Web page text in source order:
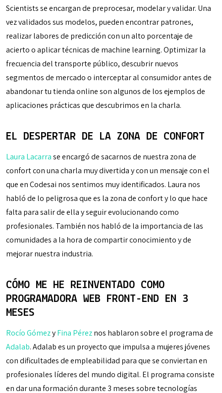
Scientists se encargan de preprocesar, modelar y validar. Una
vez validados sus modelos, pueden encontrar patrones,
realizar labores de predicción con un alto porcentaje de
acierto o aplicar técnicas de machine learning. Optimizar la
frecuencia del transporte público, descubrir nuevos
segmentos de mercado o interceptar al consumidor antes de
abandonar tu tienda online son algunos de los ejemplos de
aplicaciones prácticas que descubrimos en la charla.
EL DESPERTAR DE LA ZONA DE CONFORT
Laura Lacarrase encargó de sacarnos de nuestra zona de
confort con una charla muy divertida y con un mensaje con el
que en Codesai nos sentimos muy identificados. Laura nos
habló de lo peligrosa que es la zona de confort y lo que hace
falta para salir de ella y seguir evolucionando como
profesionales. También nos habló de la importancia de las
comunidades a la hora de compartir conocimiento y de
mejorar nuestra industria.
CÓMO ME HE REINVENTADO COMO
PROGRAMADORA WEB FRONT-END EN 3
MESES
Rocío GómezyFina Péreznos hablaron sobre el programa de
Adalab. Adalab es un proyecto que impulsa a mujeres jóvenes
con dificultades de empleabilidad para que se conviertan en
profesionales líderes del mundo digital. El programa consiste
en dar una formación durante 3 meses sobre tecnologías